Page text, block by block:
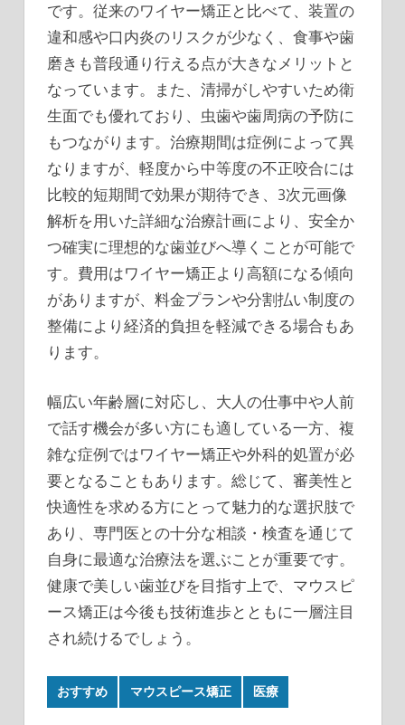
です。従来のワイヤー矯正と比べて、装置の
違和感や口内炎のリスクが少なく、食事や歯
磨きも普段通り行える点が大きなメリットと
なっています。また、清掃がしやすいため衛
生面でも優れており、虫歯や歯周病の予防に
もつながります。治療期間は症例によって異
なりますが、軽度から中等度の不正咬合には
比較的短期間で効果が期待でき、3次元画像
解析を用いた詳細な治療計画により、安全か
つ確実に理想的な歯並びへ導くことが可能で
す。費用はワイヤー矯正より高額になる傾向
がありますが、料金プランや分割払い制度の
整備により経済的負担を軽減できる場合もあ
ります。
幅広い年齢層に対応し、大人の仕事中や人前
で話す機会が多い方にも適している一方、複
雑な症例ではワイヤー矯正や外科的処置が必
要となることもあります。総じて、審美性と
快適性を求める方にとって魅力的な選択肢で
あり、専門医との十分な相談・検査を通じて
自身に最適な治療法を選ぶことが重要です。
健康で美しい歯並びを目指す上で、マウスピ
ース矯正は今後も技術進歩とともに一層注目
され続けるでしょう。
おすすめ マウスピース矯正 医療